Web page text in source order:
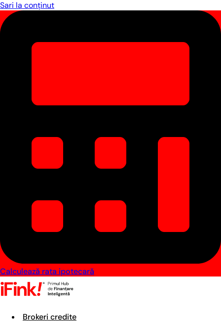
Sari la conținut
Calculează rata ipotecară
Brokeri credite